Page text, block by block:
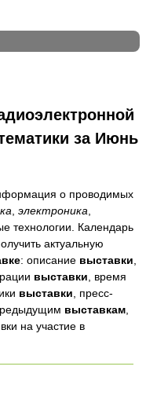
за Июнь
о проводимых
электроника
технологии. Календарь
актуальную
: описание выставки
выставки , время
выставки , пресс-
выставкам
на участие в